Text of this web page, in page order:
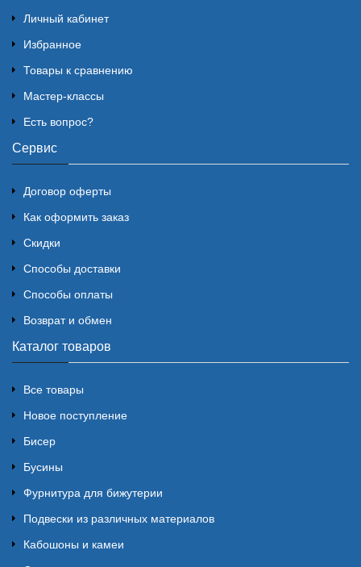
Личный кабинет
Избранное
Товары к сравнению
Мастер-классы
Есть вопрос?
Сервис
Договор оферты
Как оформить заказ
Скидки
Способы доставки
Способы оплаты
Возврат и обмен
Каталог товаров
Все товары
Новое поступление
Бисер
Бусины
Фурнитура для бижутерии
Подвески из различных материалов
Кабошоны и камеи